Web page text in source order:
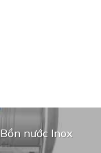
Bồn nước Inox